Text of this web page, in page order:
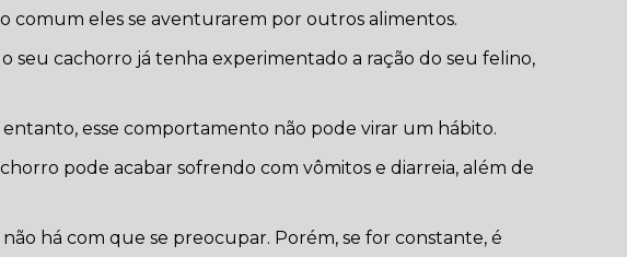
comum eles se aventurarem por outros alimentos.
seu cachorro já tenha experimentado a ração do seu felino,
esse comportamento não pode virar um hábito.
pode acabar sofrendo com vômitos e diarreia, além de
há com que se preocupar. Porém, se for constante, é